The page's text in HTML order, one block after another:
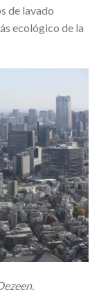
​​de lavado
ecológico de la